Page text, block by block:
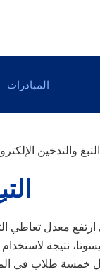
المبادرات
والسجائر
التبغ والتدخين
ارتفع معدل تعاطي التبغ بين
نتيجة
خمسة طلاب في